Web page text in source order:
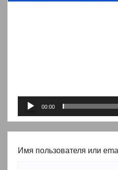
00:00
Имя пользователя или